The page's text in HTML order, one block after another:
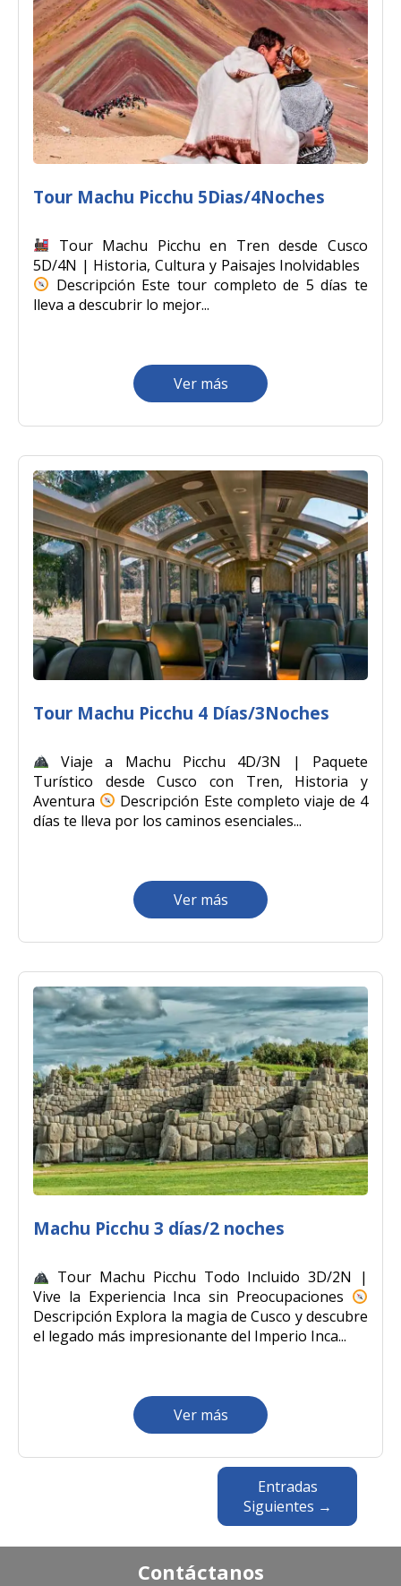
Tour Machu Picchu 5Dias/4Noches
Tour Machu Picchu en Tren desde Cusco
5D/4N | Historia, Cultura y Paisajes Inolvidables
Descripción Este tour completo de 5 días te
lleva a descubrir lo mejor...
Ver más
Tour Machu Picchu 4 Días/3Noches
Viaje a Machu Picchu 4D/3N | Paquete
Turístico desde Cusco con Tren, Historia y
Aventura
Descripción Este completo viaje de 4
días te lleva por los caminos esenciales...
Ver más
Machu Picchu 3 días/2 noches
Tour Machu Picchu Todo Incluido 3D/2N |
Vive la Experiencia Inca sin Preocupaciones
Descripción Explora la magia de Cusco y descubre
el legado más impresionante del Imperio Inca...
Ver más
Entradas
Siguientes →
Contáctanos